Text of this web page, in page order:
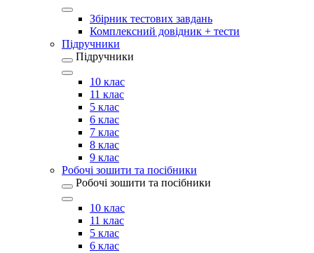
Збірник тестових завдань
Комплексний довідник + тести
Підручники
Підручники
10 клас
11 клас
5 клас
6 клас
7 клас
8 клас
9 клас
Робочі зошити та посібники
Робочі зошити та посібники
10 клас
11 клас
5 клас
6 клас